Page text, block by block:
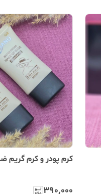
کرم پودر و کرم گریم
۳۹۰٬۰۰۰